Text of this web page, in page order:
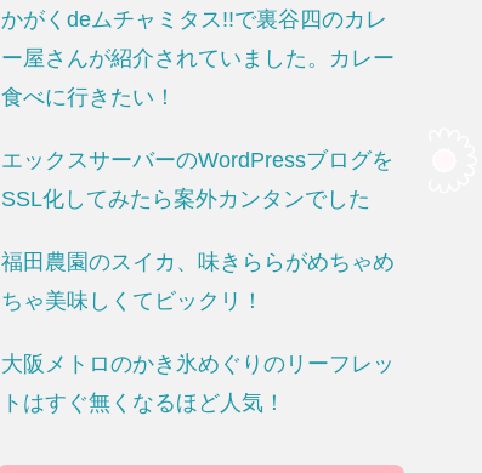
かがくdeムチャミタス!!で裏谷四のカレ
ー屋さんが紹介されていました。カレー
食べに行きたい！
エックスサーバーのWordPressブログを
SSL化してみたら案外カンタンでした
福田農園のスイカ、味きららがめちゃめ
ちゃ美味しくてビックリ！
大阪メトロのかき氷めぐりのリーフレッ
トはすぐ無くなるほど人気！